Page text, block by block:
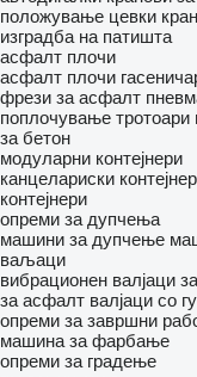
положување цевки
изградба на патишта
асфалт плочи
асфалт плочи
фрези за асфалт
поплочување тротоари
за бетон
модуларни контејнери
канцелариски
контејнери
опреми за дупчења
машини за дупчење
ваљаци
вибрационен валјаци
за асфалт валјаци со
опреми за завршни
машина за фарбање
опреми за градење